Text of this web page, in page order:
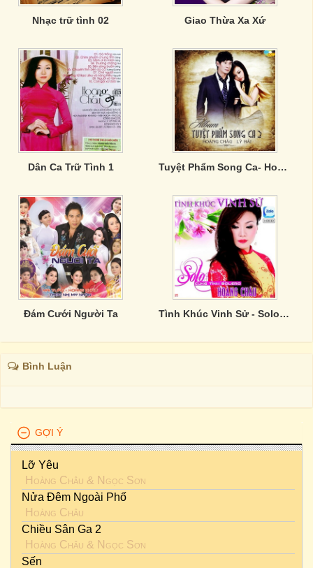
Nhạc trữ tình 02 Giao Thừa Xa Xứ
Dân Ca Trữ Tình 1 Tuyệt Phẩm Song Ca- Hoàng Châu & Lý Hải
Đám Cưới Người Ta Tình Khúc Vinh Sử - Solo Cùng Tình Bolero
Bình Luận
GỢI Ý
Lỡ Yêu
Hoàng Châu & Ngọc Sơn
Nửa Đêm Ngoài Phố
Hoàng Châu
Chiều Sân Ga 2
Hoàng Châu & Ngọc Sơn
Sến